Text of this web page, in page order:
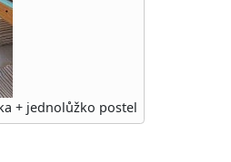
+ jednolůžko postel